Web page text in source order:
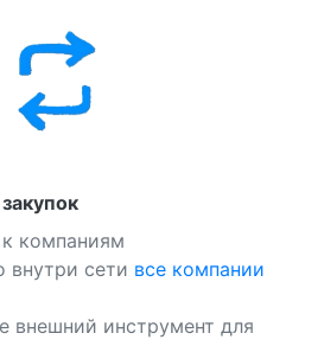
компаниям
внутри сети все компании
внешний инструмент для